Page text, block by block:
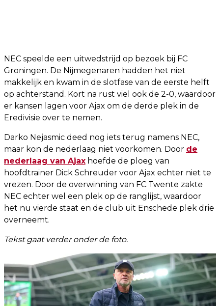
NEC speelde een uitwedstrijd op bezoek bij FC
Groningen. De Nijmegenaren hadden het niet
makkelijk en kwam in de slotfase van de eerste helft
op achterstand. Kort na rust viel ook de 2-0, waardoor
er kansen lagen voor Ajax om de derde plek in de
Eredivisie over te nemen.
Darko Nejasmic deed nog iets terug namens NEC,
maar kon de nederlaag niet voorkomen. Door de
nederlaag van Ajax hoefde de ploeg van
hoofdtrainer Dick Schreuder voor Ajax echter niet te
vrezen. Door de overwinning van FC Twente zakte
NEC echter wel een plek op de ranglijst, waardoor
het nu vierde staat en de club uit Enschede plek drie
overneemt.
Tekst gaat verder onder de foto.